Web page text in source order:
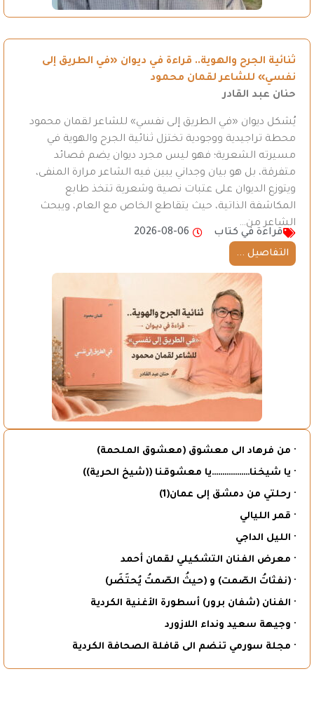
ثنائية الجرح والهوية.. قراءة في ديوان «في الطريق إلى
نفسي» للشاعر لقمان محمود
حنان عبد القادر
يُشكل ديوان «في الطريق إلى نفسي» للشاعر لقمان محمود
محطة تراجيدية ووجودية تختزل ثنائية الجرح والهوية في
مسيرته الشعرية؛ فهو ليس مجرد ديوان يضم قصائد
متفرقة، بل هو بيان وجداني يبين فيه الشاعر مرارة المنفى،
ويتوزع الديوان على عتبات نصية وشعرية تتخذ طابع
المكاشفة الذاتية، حيث يتقاطع الخاص مع العام، ويبحث
الشاعر من…
قراءة في كتاب
2026-08-06
التفاصيل ...
· من فرهاد الى معشوق (معشوق الملحمة)
· يا شيخنا………………يا معشوقنا ((شيخ الحرية))
· رحلتي من دمشق إلى عمان(1)
· قمر الليالي
· الليل الداجي
· معرض الفنان التشكيلي لقمان أحمد
· (نفثاتُ الصّمت) و (حيثُ الصّمتُ يُحتَضَر)
· الفنان (شفان برور) أسطورة الأغنية الكردية
· وجيهة سعيد ونداء اللازورد
· مجلة سورمي تنضم الى قافلة الصحافة الكردية